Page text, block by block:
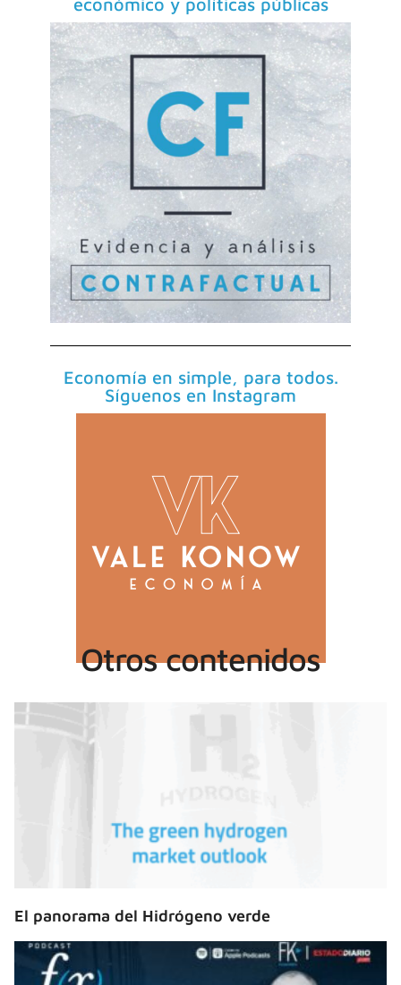
Economía en simple, para todos.
Síguenos en Instagram
Otros contenidos
El panorama del Hidrógeno verde